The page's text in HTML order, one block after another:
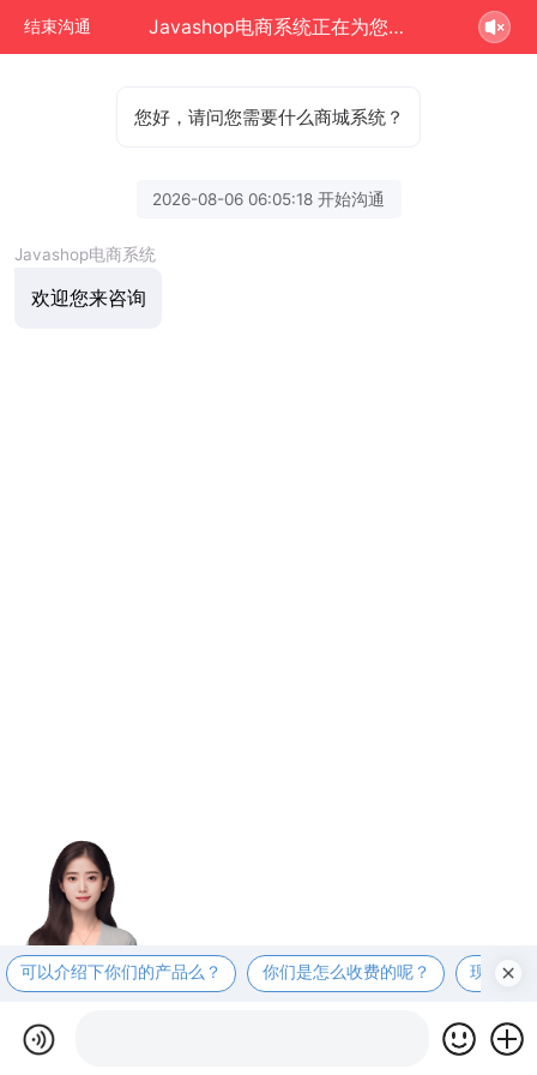
结束沟通 Javashop电商系统正在为您服务
您好，请问您需要什么商城系统？
2026-08-06 06:05:18 开始沟通
Javashop电商系统
欢迎您来咨询
可以介绍下你们的产品么？ 你们是怎么收费的呢？ 现在有